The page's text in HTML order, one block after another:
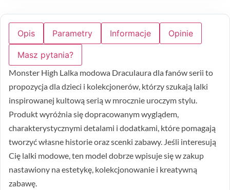
Opis Parametry Informacje Opinie
Masz pytania?
Monster High Lalka modowa Draculaura dla fanów serii to
propozycja dla dzieci i kolekcjonerów, którzy szukają lalki
inspirowanej kultową serią w mrocznie uroczym stylu.
Produkt wyróżnia się dopracowanym wyglądem,
charakterystycznymi detalami i dodatkami, które pomagają
tworzyć własne historie oraz scenki zabawy. Jeśli interesują
Cię lalki modowe, ten model dobrze wpisuje się w zakup
nastawiony na estetykę, kolekcjonowanie i kreatywną
zabawę.